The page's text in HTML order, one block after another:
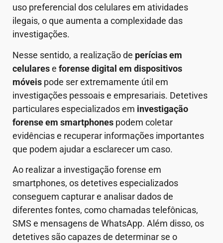
uso preferencial dos celulares em atividades
ilegais, o que aumenta a complexidade das
investigações.
Nesse sentido, a realização de perícias em
celularese forense digital em dispositivos
móveis pode ser extremamente útil em
investigações pessoais e empresariais. Detetives
particulares especializados em investigação
forense em smartphones podem coletar
evidências e recuperar informações importantes
que podem ajudar a esclarecer um caso.
Ao realizar a investigação forense em
smartphones, os detetives especializados
conseguem capturar e analisar dados de
diferentes fontes, como chamadas telefônicas,
SMS e mensagens de WhatsApp. Além disso, os
detetives são capazes de determinar se o